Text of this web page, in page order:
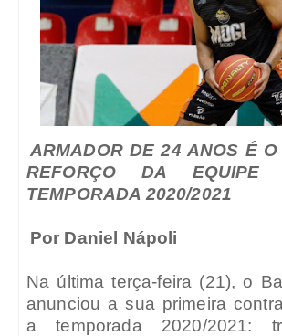
ARMADOR DE 24 ANOS É O
REFORÇO DA
TEMPORADA 2020/2021
Por Daniel Nápoli
Na última terça-feira (21), o
anunciou a sua primeira
a temporada 2020/2021: